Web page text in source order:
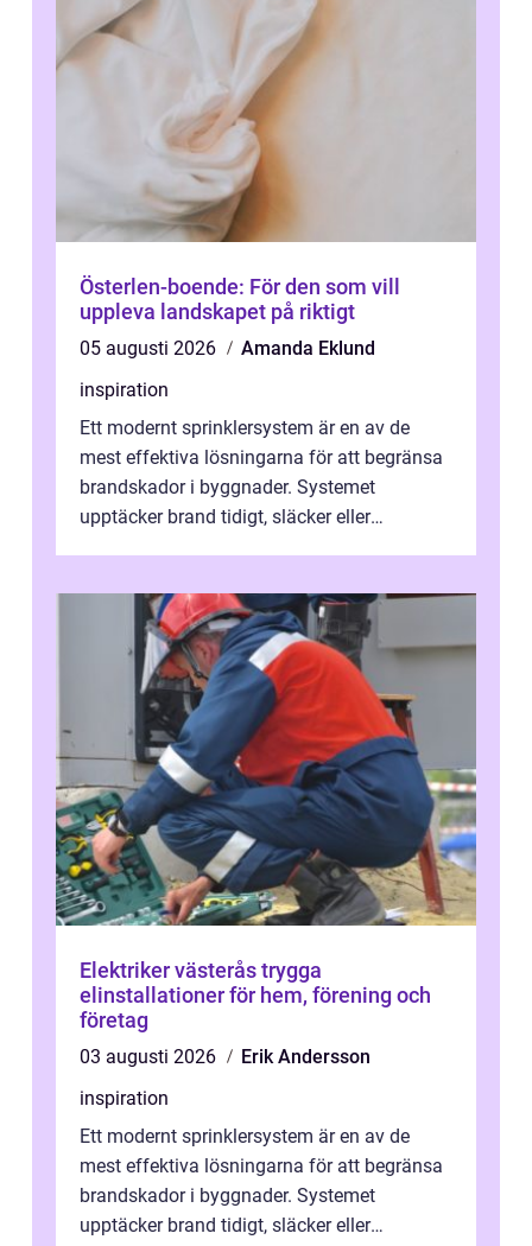
Österlen-boende: För den som vill
uppleva landskapet på riktigt
05 augusti 2026
Amanda Eklund
inspiration
Ett modernt sprinklersystem är en av de
mest effektiva lösningarna för att begränsa
brandskador i byggnader. Systemet
upptäcker brand tidigt, släcker eller
Elektriker västerås trygga
elinstallationer för hem, förening och
företag
03 augusti 2026
Erik Andersson
inspiration
Ett modernt sprinklersystem är en av de
mest effektiva lösningarna för att begränsa
brandskador i byggnader. Systemet
upptäcker brand tidigt, släcker eller